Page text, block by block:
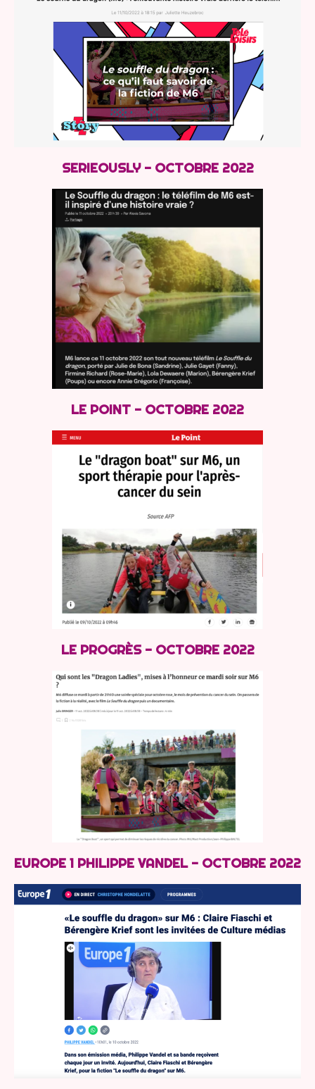
SERIEOUSLY - OCTOBRE 2022
LE POINT - OCTOBRE 2022
LE PROGRÈS - OCTOBRE 2022
EUROPE 1 PHILIPPE VANDEL - OCTOBRE 2022